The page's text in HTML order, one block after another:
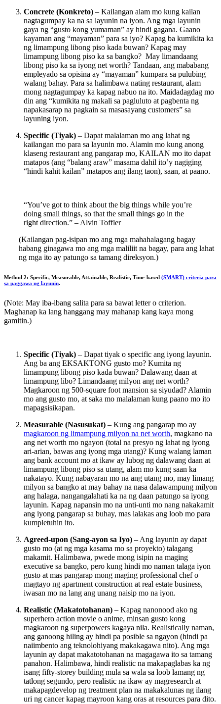
Concrete (Konkreto) – Kailangan alam mo kung kailan
nagtagumpay ka na sa layunin na iyon. Ang mga layunin
gaya ng “gusto kong yumaman” ay hindi gagana. Gaano
kayaman ang “mayaman” para sa iyo? Kapag ba kumikita ka
ng limampung libong piso kada buwan? Kapag may
limampung libong piso ka sa bangko? May limandaang
libong piso ka sa iyong net worth? Tandaan, ang mababang
empleyado sa opisina ay “mayaman” kumpara sa pulubing
walang bahay. Para sa halimbawa nating restaurant, alam
mong nagtagumpay ka kapag nabuo na ito. Maidadagdag mo
din ang “kumikita ng makali sa pagluluto at pagbenta ng
napakasarap na pagkain sa masasayang customers” sa
layuning iyon.
Specific (Tiyak) – Dapat malalaman mo ang lahat ng
kailangan mo para sa layunin mo. Alamin mo kung anong
klaseng restaurant ang pangarap mo, KAILAN mo ito dapat
matapos (ang “balang araw” masama dahil ito’y nagiging
“hindi kahit kailan” matapos ang ilang taon), saan, at paano.
“You’ve got to think about the big things while you’re
doing small things, so that the small things go in the
right direction.” – Alvin Toffler
(Kailangan pag-isipan mo ang mga mahahalagang bagay
habang ginagawa mo ang mga maliliit na bagay, para ang lahat
ng mga ito ay patungo sa tamang direksyon.)
Method 2: Specific, Measurable, Attainable, Realistic, Time-based (SMART) criteria para
sa paggawa ng layunin.
(Note: May iba-ibang salita para sa bawat letter o criterion.
Maghanap ka lang hanggang may mahanap kang kaya mong
gamitin.)
Specific (Tiyak) – Dapat tiyak o specific ang iyong layunin.
Ang ba ang EKSAKTONG gusto mo? Kumita ng
limampung libong piso kada buwan? Dalawang daan at
limampung libo? Limandaang milyon ang net worth?
Magkaroon ng 500-square foot mansion sa siyudad? Alamin
mo ang gusto mo, at saka mo malalaman kung paano mo ito
mapagsisikapan.
Measurable (Nasusukat) – Kung ang pangarap mo ay
magkaroon ng limampung milyon na net worth, magkano na
ang net worth mo ngayon (total na presyo ng lahat ng iyong
ari-arian, bawas ang iyong mga utang)? Kung walang laman
ang bank account mo at ikaw ay lubog ng dalawang daan at
limampung libong piso sa utang, alam mo kung saan ka
nakatayo. Kung nabayaran mo na ang utang mo, may limang
milyon sa bangko at may bahay na nasa dalawampung milyon
ang halaga, nangangalahati ka na ng daan patungo sa iyong
layunin. Kapag napansin mo na unti-unti mo nang nakakamit
ang iyong pangarap sa buhay, mas lalakas ang loob mo para
kumpletuhin ito.
Agreed-upon (Sang-ayon sa Iyo) – Ang layunin ay dapat
gusto mo (at ng mga kasama mo sa proyekto) talagang
makamit. Halimbawa, pwede mong isipin na maging
executive sa bangko, pero kung hindi mo naman talaga iyon
gusto at mas pangarap mong maging professional chef o
magtayo ng apartment construction at real estate business,
iwasan mo na lang ang unang naisip mo na iyon.
Realistic (Makatotohanan) – Kapag nanonood ako ng
superhero action movie o anime, minsan gusto kong
magkaroon ng superpowers kagaya nila. Realistically naman,
ang ganoong hiling ay hindi pa posible sa ngayon (hindi pa
naiimbento ang teknolohiyang makakagawa nito). Ang mga
layunin ay dapat makatotohanan na magagawa ito sa tamang
panahon. Halimbawa, hindi realistic na makapaglabas ka ng
isang fifty-storey building mula sa wala sa loob lamang ng
tatlong segundo, pero realistic na ikaw ay magresearch at
makapagdevelop ng treatment plan na makakalunas ng ilang
uri ng cancer kapag mayroon kang oras at resources para dito.